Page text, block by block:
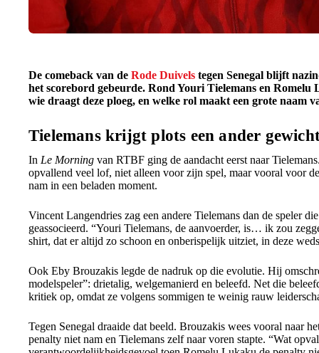
De comeback van de Rode Duivels tegen Senegal blijft
het scorebord gebeurde. Rond Youri Tielemans en
wie draagt deze ploeg, en welke rol maakt een grote naam
Tielemans krijgt plots een ander
In Le Morning van RTBF ging de aandacht eerst naar
opvallend veel lof, niet alleen voor zijn spel, maar vooral voor
nam in een beladen moment.
Vincent Langendries zag een andere Tielemans dan de speler
geassocieerd. “Youri Tielemans, de aanvoerder, is… ik zou
shirt, dat er altijd zo schoon en onberispelijk uitziet, in deze
Ook Eby Brouzakis legde de nadruk op die evolutie. Hij
modelspeler”: drietalig, welgemanierd en beleefd. Net die
kritiek op, omdat ze volgens sommigen te weinig rauw
Tegen Senegal draaide dat beeld. Brouzakis wees vooral naar
penalty niet nam en Tielemans zelf naar voren stapte. “Wat